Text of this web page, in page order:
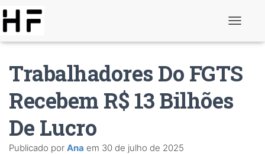
r
n
Trabalhadores Do FGTS
Recebem R$ 13 Bilhões
De Lucro
Publicado por Ana em 30 de julho de 2025